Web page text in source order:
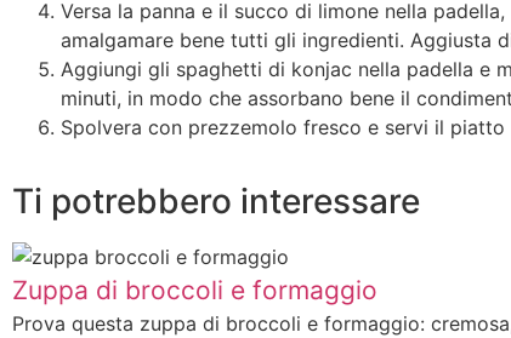
Versa la panna e il succo di limone nella
amalgamare bene tutti gli ingredienti. Aggiusta
Aggiungi gli spaghetti di konjac nella padella e
minuti, in modo che assorbano bene il
Spolvera con prezzemolo fresco e servi il piatto
Ti potrebbero interessare
Zuppa di broccoli e formaggio
Prova questa zuppa di broccoli e formaggio: